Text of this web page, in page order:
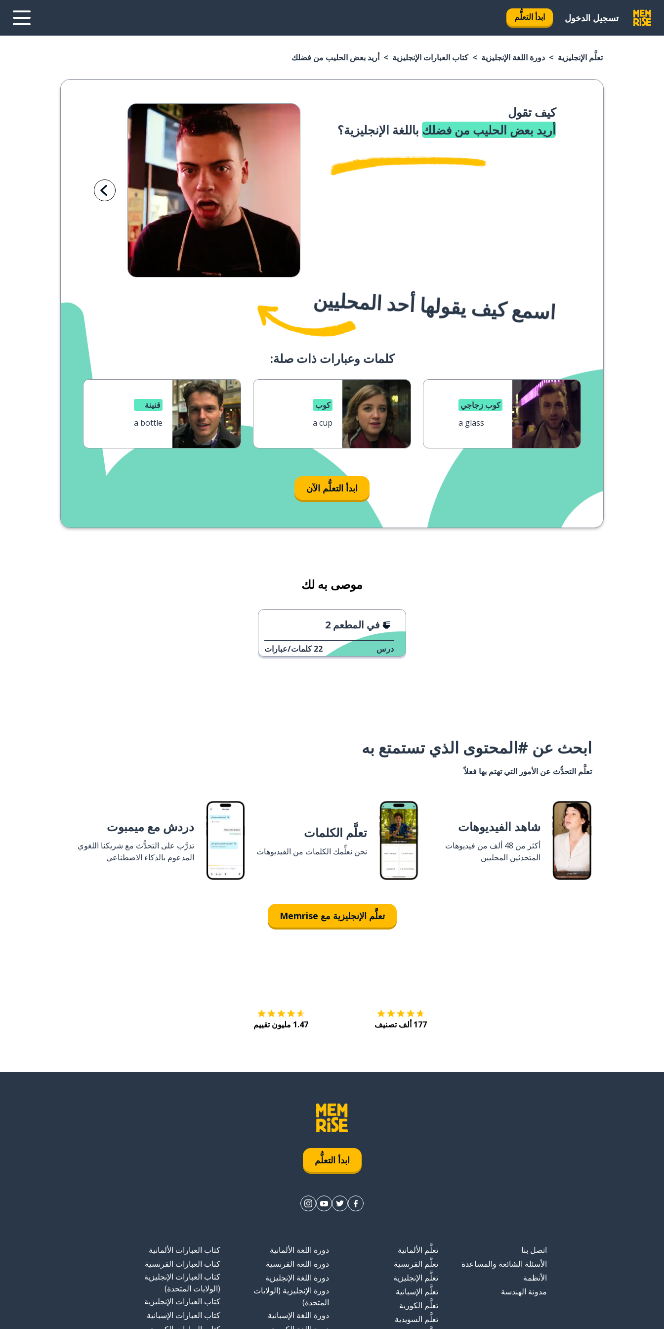
تسجيل الدخول ابدأ التعلُّم
تعلَّم الإنجليزية دورة اللغة الإنجليزية كتاب العبارات الإنجليزية أريد بعض الحليب من فضلك
كيف تقول
أريد بعض الحليب من فضلك باللغة الإنجليزية؟
اسمع كيف يقولها أحد المحليين
كلمات وعبارات ذات صلة:
كوب زجاجي
a glass
كوب
a cup
قنينة
a bottle
ابدأ التعلُّم الآن
موصى به لك
في المطعم 2
درس 22 كلمات/عبارات
ابحث عن #المحتوى الذي تستمتع به
تعلَّم التحدُّث عن الأمور التي تهتم بها فعلاً
شاهد الفيديوهات
أكثر من 48 ألف من فيديوهات
المتحدثين المحليين
تعلَّم الكلمات
نحن نعلِّمك الكلمات من الفيديوهات
دردش مع ميمبوت
تدرَّب على التحدُّث مع شريكنا اللغوي
المدعوم بالذكاء الاصطناعي
تعلَّم الإنجليزية مع Memrise
177 ألف تصنيف 1.47 مليون تقييم
ابدأ التعلُّم
اتصل بنا
الأسئلة الشائعة والمساعدة
الأنظمة
مدونة الهندسة
تعلَّم الألمانية
تعلَّم الفرنسية
تعلَّم الإنجليزية
تعلَّم الإسبانية
تعلَّم الكورية
تعلَّم السويدية
دورة اللغة الألمانية
دورة اللغة الفرنسية
دورة اللغة الإنجليزية
دورة الإنجليزية (الولايات
المتحدة)
دورة اللغة الإسبانية
كتاب العبارات الألمانية
كتاب العبارات الفرنسية
كتاب العبارات الإنجليزية
(الولايات المتحدة)
كتاب العبارات الإنجليزية
كتاب العبارات الإسبانية